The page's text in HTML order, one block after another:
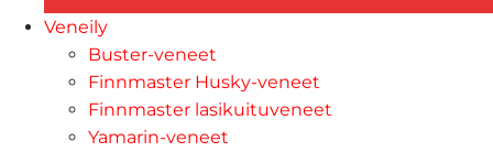
Veneily
Buster-veneet
Finnmaster Husky-veneet
Finnmaster lasikuituveneet
Yamarin-veneet